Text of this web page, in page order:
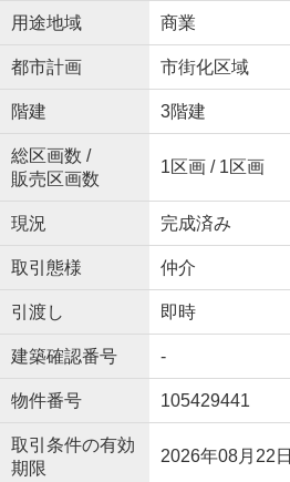
用途地域 商業
都市計画 市街化区域
階建 3階建
総区画数 /
販売区画数
1区画 / 1区画
現況 完成済み
取引態様 仲介
引渡し 即時
建築確認番号 -
物件番号 105429441
取引条件の有効
期限
2026年08月22日